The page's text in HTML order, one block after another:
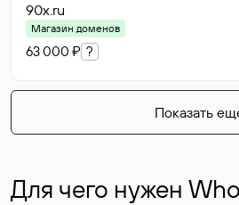
90x.ru
Магазин доменов
63 000 ₽ ?
Показать
Для чего нужен